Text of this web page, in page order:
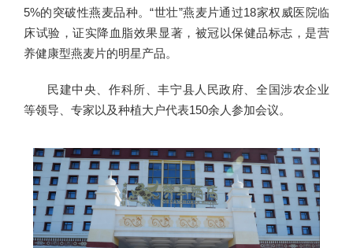
5%的突破性燕麦品种。“世壮”燕麦片通过18家权威医院临
床试验，证实降血脂效果显著，被冠以保健品标志，是营
养健康型燕麦片的明星产品。
民建中央、作科所、丰宁县人民政府、全国涉农企业
等领导、专家以及种植大户代表150余人参加会议。